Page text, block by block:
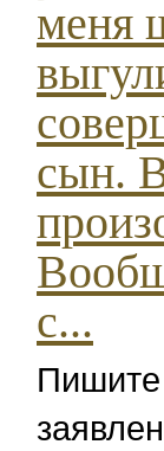
меня
сын.
с...
Пишите